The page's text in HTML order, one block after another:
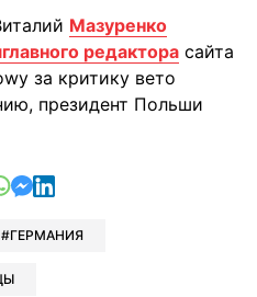
Мазуренко
редактора сайта
за критику вето
президент Польши
в Telegram
в Facebook
в Xв Viber
отправить в Whatsapp
отправить в Messenger
отправить в LinkedIn
ГЕРМАНИЯ